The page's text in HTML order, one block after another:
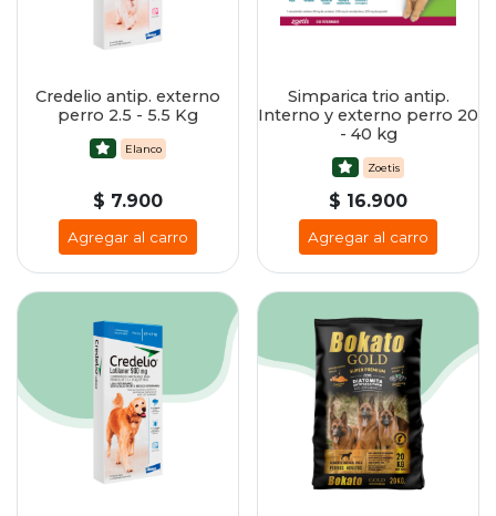
Credelio antip. externo
perro 2.5 - 5.5 Kg
Elanco
$ 7.900
Agregar al carro
Simparica trio antip.
Interno y externo perro 20
- 40 kg
Zoetis
$ 16.900
Agregar al carro